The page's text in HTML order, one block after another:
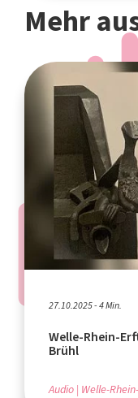
Mehr
27.10.2025 - 4 Min.
Welle-Rhein-
Brühl
Audio Welle-